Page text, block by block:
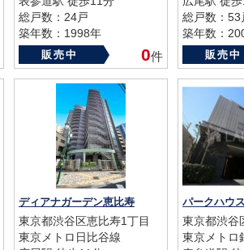
総戸数：24戸
築年数：1998年
販売中 0件
総戸数：53
築年数：
販売中
ディアナガーデン恵比寿
東京都渋谷区恵比寿1丁目
東京メトロ日比谷線
東京都渋谷
東京メトロ